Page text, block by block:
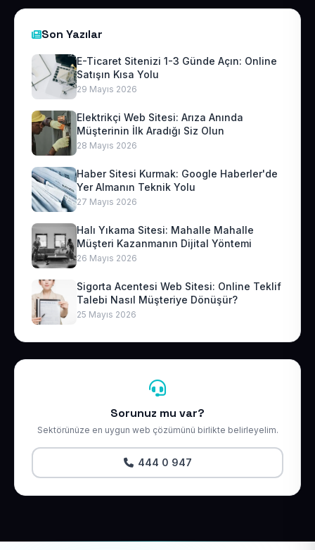
Son Yazılar
E-Ticaret Sitenizi 1-3 Günde Açın: Online
Satışın Kısa Yolu
29 Mayıs 2026
Elektrikçi Web Sitesi: Arıza Anında
Müşterinin İlk Aradığı Siz Olun
28 Mayıs 2026
Haber Sitesi Kurmak: Google Haberler'de
Yer Almanın Teknik Yolu
27 Mayıs 2026
Halı Yıkama Sitesi: Mahalle Mahalle
Müşteri Kazanmanın Dijital Yöntemi
26 Mayıs 2026
Sigorta Acentesi Web Sitesi: Online Teklif
Talebi Nasıl Müşteriye Dönüşür?
25 Mayıs 2026
Sorunuz mu var?
Sektörünüze en uygun web çözümünü birlikte belirleyelim.
444 0 947